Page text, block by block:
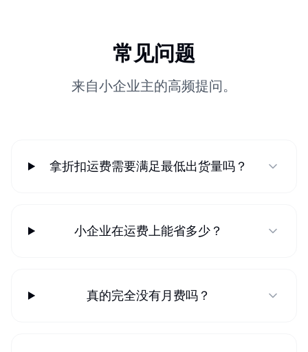
常见问题
来自小企业主的高频提问。
拿折扣运费需要满足最低出货量吗？
小企业在运费上能省多少？
真的完全没有月费吗？